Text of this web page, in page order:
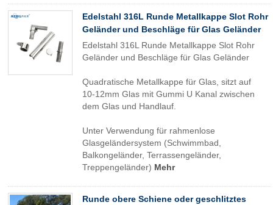
Edelstahl 316L Runde Metallkappe Slot Rohr
Geländer und Beschläge für Glas Geländer
Edelstahl 316L Runde Metallkappe Slot Rohr
Geländer und Beschläge für Glas Geländer
Quadratische Metallkappe für Glas, sitzt auf
10-12mm Glas mit Gummi U Kanal zwischen
dem Glas und Handlauf.
Unter Verwendung für rahmenlose
Glasgeländersystem (Schwimmbad,
Balkongeländer, Terrassengeländer,
Treppengeländer) Mehr
Runde obere Schiene oder geschlitztes